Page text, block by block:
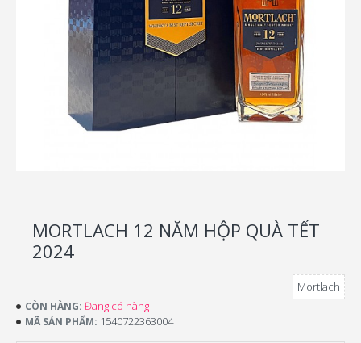
MORTLACH 12 NĂM HỘP QUÀ TẾT
2024
CÒN HÀNG: Đang có hàng
MÃ SẢN PHẨM: 1540722363004
Mortlach